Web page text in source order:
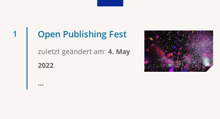
Open Publishing Fest
zuletzt geändert am: 4. May
2022
...